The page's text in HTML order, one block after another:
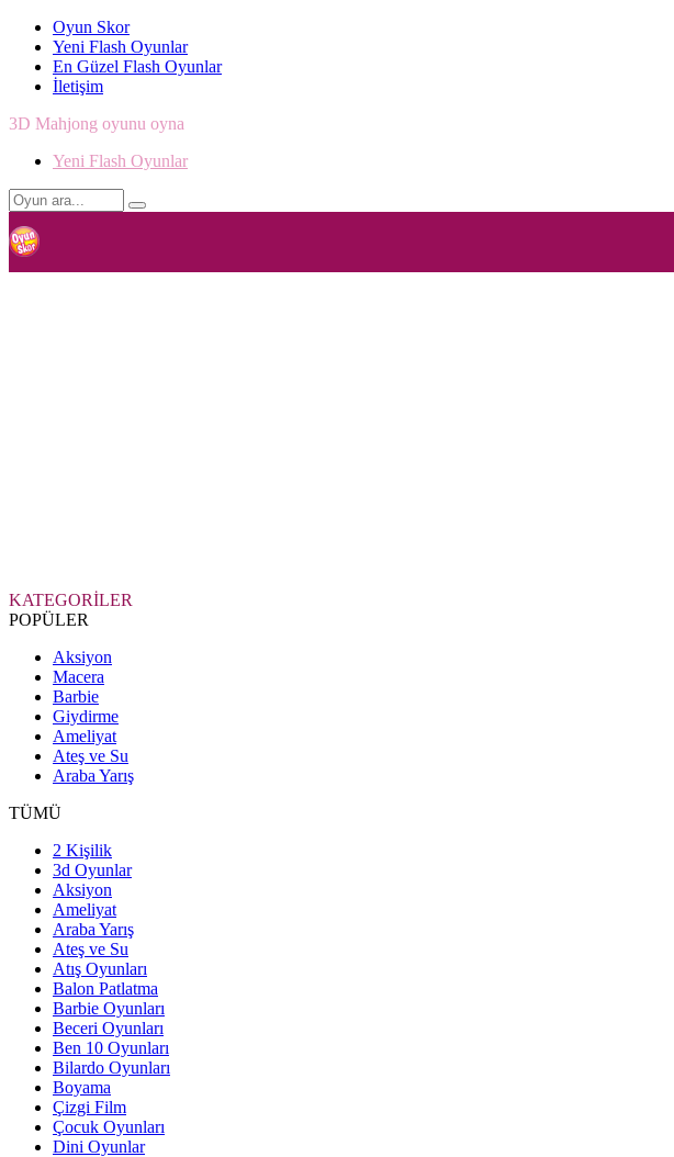
Oyun Skor
Yeni Flash Oyunlar
En Güzel Flash Oyunlar
İletişim
3D Mahjong oyunu oyna
Yeni Flash Oyunlar
KATEGORİLER
POPÜLER
Aksiyon
Macera
Barbie
Giydirme
Ameliyat
Ateş ve Su
Araba Yarış
TÜMÜ
2 Kişilik
3d Oyunlar
Aksiyon
Ameliyat
Araba Yarış
Ateş ve Su
Atış Oyunları
Balon Patlatma
Barbie Oyunları
Beceri Oyunları
Ben 10 Oyunları
Bilardo Oyunları
Boyama
Çizgi Film
Çocuk Oyunları
Dini Oyunlar